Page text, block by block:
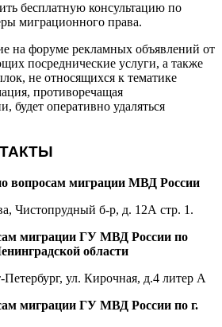
бесплатную консультацию по
миграционного права.
на форуме рекламных объявлений от
посреднические услуги, а также
не относящихся к тематике
противоречащая
будет оперативно удаляться
вопросам миграции МВД России
Чистопрудный б-р, д. 12А стр. 1.
миграции ГУ МВД России по
области
ул. Кирочная, д.4 литер А
миграции ГУ МВД России по г.